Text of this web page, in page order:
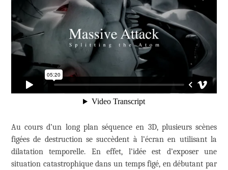
Au cours d’un long plan séquence en 3D, plusieurs scènes
figées de destruction se succèdent à l’écran en utilisant la
dilatation temporelle. En effet, l’idée est d’exposer une
situation catastrophique dans un temps figé, en débutant par